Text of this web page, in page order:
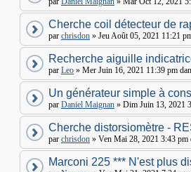
Cherche coil détecteur de
par chrisdon » Jeu Août 05, 2021 11:21
Recherche aiguille
par Leo » Mer Juin 16, 2021 11:39 pm
Un générateur simple à
par Daniel Maignan » Dim Juin 13, 2021
Cherche distorsiomètre -
par chrisdon » Ven Mai 28, 2021 3:43 pm
Marconi 225 *** N'est plus